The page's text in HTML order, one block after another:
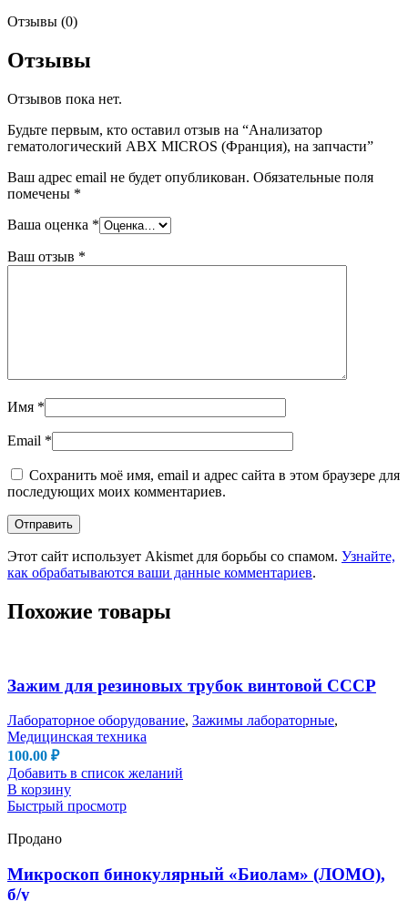
Отзывы (0)
Отзывы
Отзывов пока нет.
Будьте первым, кто оставил отзыв на “Анализатор
гематологический ABX MICROS (Франция), на запчасти”
Ваш адрес email не будет опубликован. Обязательные поля
помечены *
Ваша оценка *
Ваш отзыв *
Имя *
Email *
Сохранить моё имя, email и адрес сайта в этом браузере для
последующих моих комментариев.
Этот сайт использует Akismet для борьбы со спамом. Узнайте,
как обрабатываются ваши данные комментариев.
Похожие товары
Зажим для резиновых трубок винтовой СССР
Лабораторное оборудование, Зажимы лабораторные,
Медицинская техника
100.00 ₽
Добавить в список желаний
В корзину
Быстрый просмотр
Продано
Микроскоп бинокулярный «Биолам» (ЛОМО),
б/у